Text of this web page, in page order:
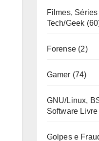
Filmes,
Tech/Geek
Forense(2)
Gamer (74)
GNU/Linux,
Software Livre
Golpes e